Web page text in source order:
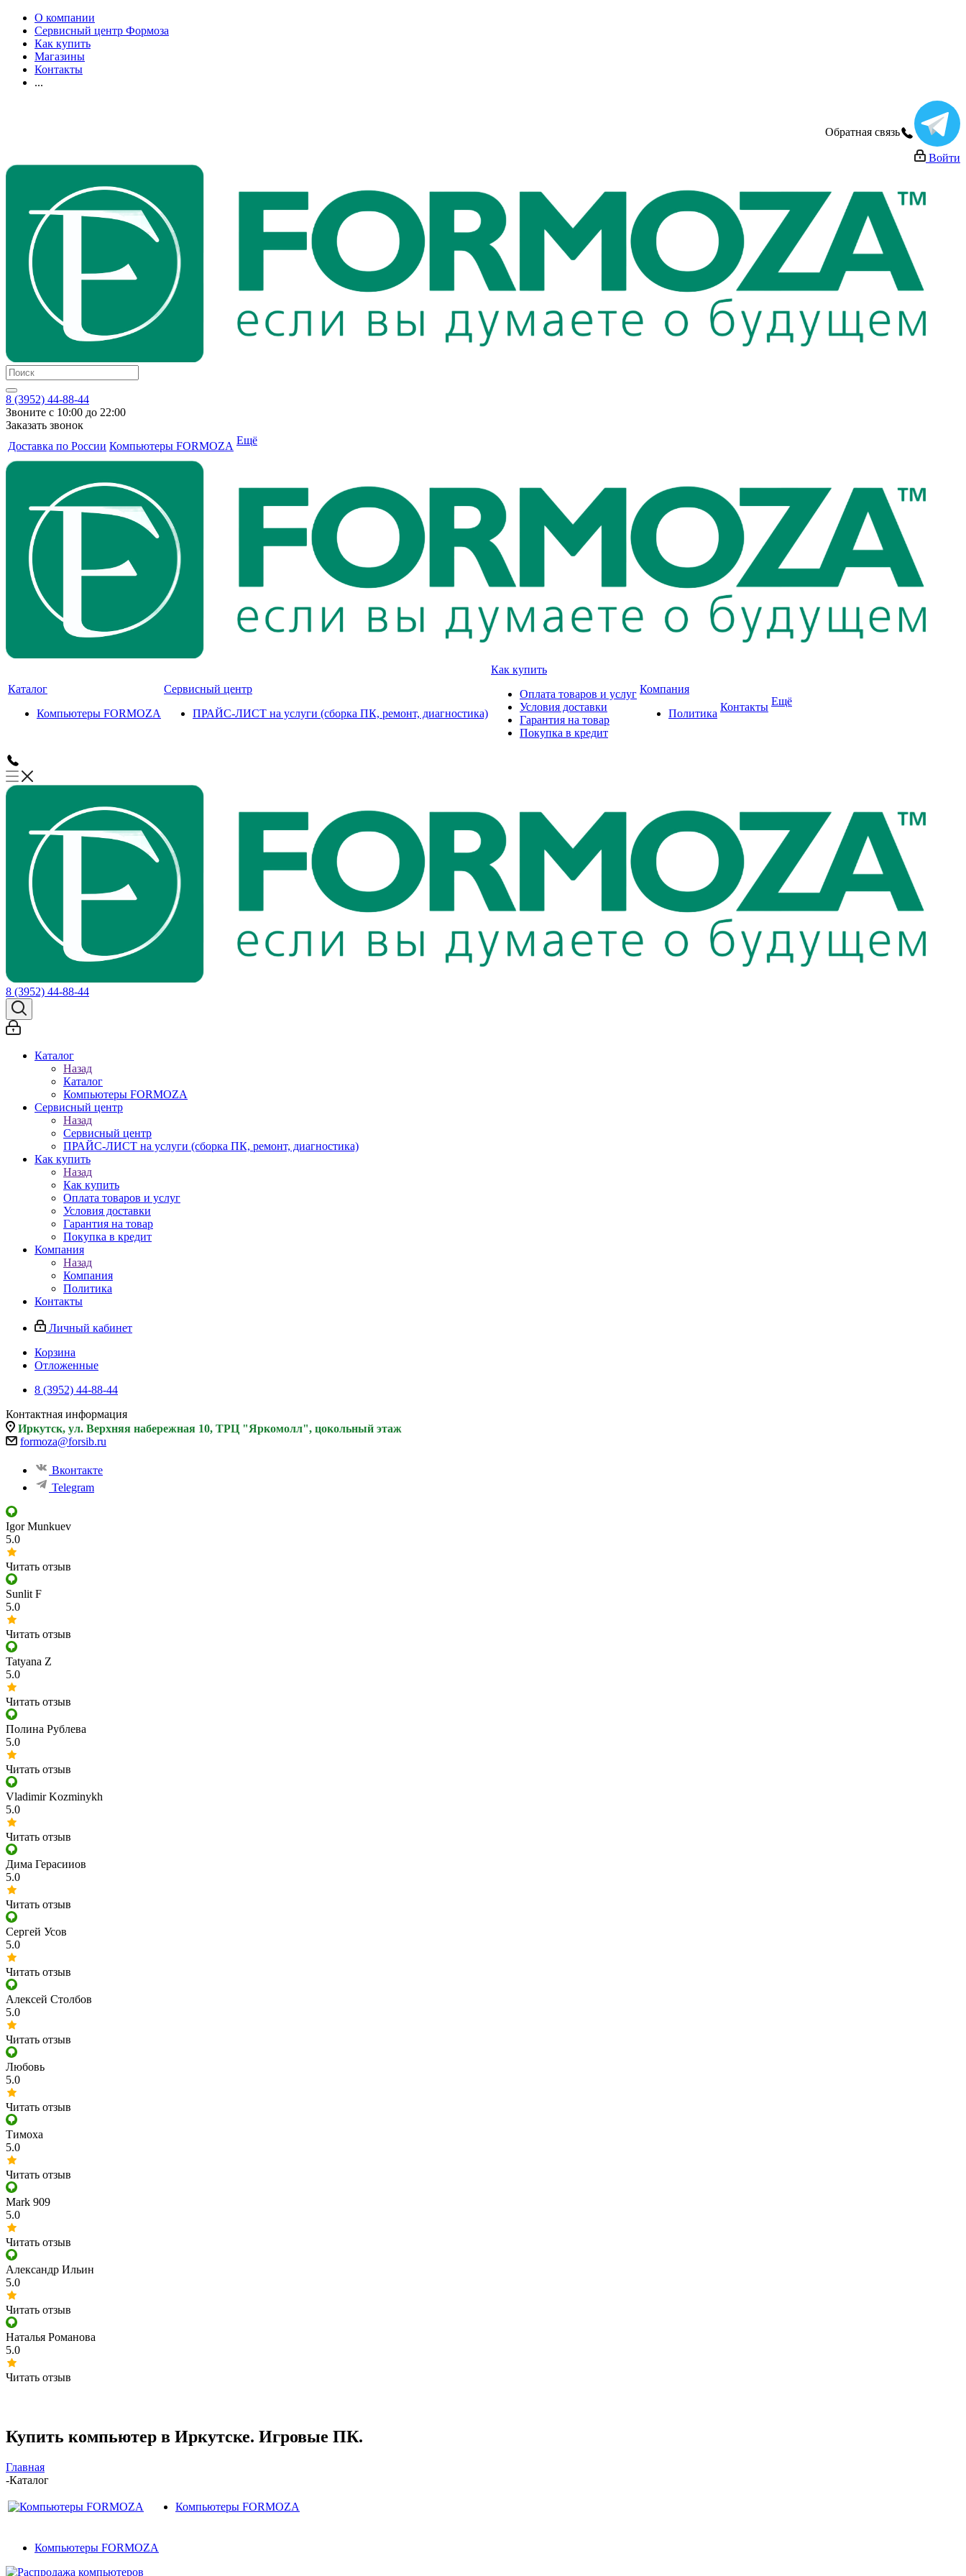
О компании
Сервисный центр Формоза
Как купить
Магазины
Контакты
...
Обратная связь
Войти
8 (3952) 44-88-44
Звоните с 10:00 до 22:00
Заказать звонок
Доставка по России Компьютеры FORMOZA Ещё
Каталог
Компьютеры FORMOZA
Сервисный центр
ПРАЙС-ЛИСТ на услуги (сборка ПК, ремонт, диагностика)
Как купить
Оплата товаров и услуг
Условия доставки
Гарантия на товар
Покупка в кредит
Компания
Политика
Контакты Ещё
8 (3952) 44-88-44
Каталог
Назад
Каталог
Компьютеры FORMOZA
Сервисный центр
Назад
Сервисный центр
ПРАЙС-ЛИСТ на услуги (сборка ПК, ремонт, диагностика)
Как купить
Назад
Как купить
Оплата товаров и услуг
Условия доставки
Гарантия на товар
Покупка в кредит
Компания
Назад
Компания
Политика
Контакты
Личный кабинет
Корзина
Отложенные
8 (3952) 44-88-44
Контактная информация
Иркутск, ул. Верхняя набережная 10, ТРЦ "Яркомолл", цокольный этаж
formoza@forsib.ru
Вконтакте
Telegram
Igor Munkuev
5.0
Читать отзыв
Sunlit F
5.0
Читать отзыв
Tatyana Z
5.0
Читать отзыв
Полина Рублева
5.0
Читать отзыв
Vladimir Kozminykh
5.0
Читать отзыв
Дима Герасииов
5.0
Читать отзыв
​Сергей Усов
5.0
Читать отзыв
Алексей Столбов
5.0
Читать отзыв
Любовь
5.0
Читать отзыв
Тимоха
5.0
Читать отзыв
Mark 909
5.0
Читать отзыв
Александр Ильин
5.0
Читать отзыв
Наталья Романова
5.0
Читать отзыв
Купить компьютер в Иркутске. Игровые ПК.
Главная
-Каталог
Компьютеры FORMOZA
Компьютеры FORMOZA